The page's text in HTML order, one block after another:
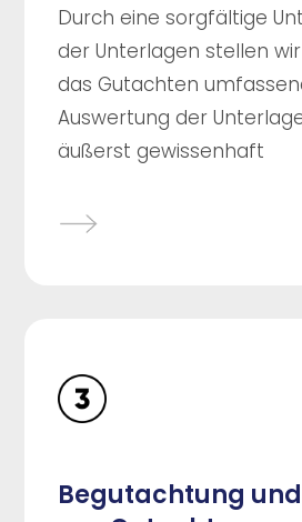
Durch eine sorgfältige
der Unterlagen stellen
das Gutachten
Auswertung der
äußerst gewissenhaft
Begutachtung